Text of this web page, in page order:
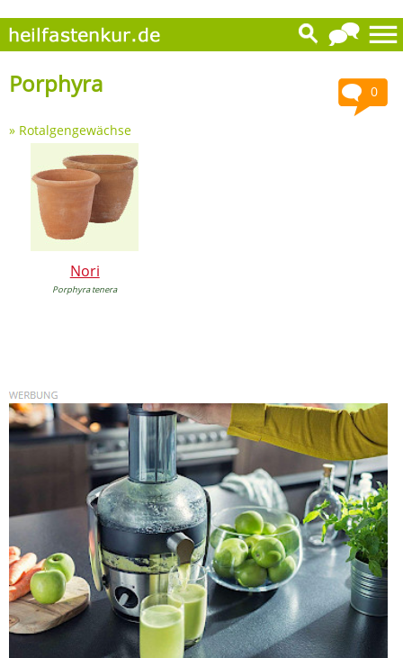
0
Porphyra
» Rotalgengewächse
Nori
Porphyra tenera